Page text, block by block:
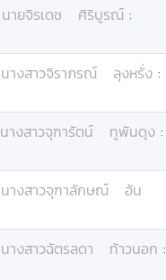
นายจิรเดช ศิริบูรณ์ :
นางสาวจิราภรณ์ ลุงหรั่ง :
นางสาวจุฑารัตน์ ทูพันดุง :
นางสาวจุฑาลักษณ์
อ้น
นางสาวฉัตรลดา ท้าวนอก :